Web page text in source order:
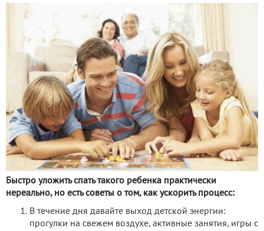
Быстро уложить спать такого ребенка практически
нереально, но есть советы о том, как ускорить процесс:
В течение дня давайте выход детской энергии:
прогулки на свежем воздухе, активные занятия, игры с